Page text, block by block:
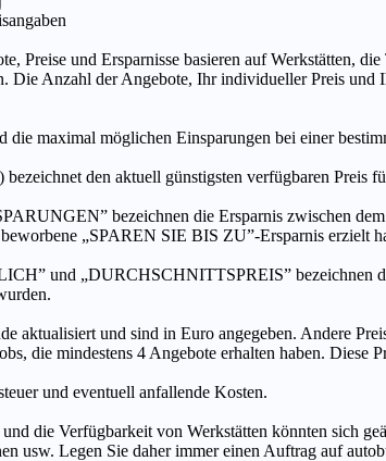
Preise und Ersparnisse basieren auf Werkstätten,
Die Anzahl der Angebote, Ihr individueller Preis
maximal möglichen Einsparungen bei einer
den aktuell günstigsten verfügbaren Preis
bezeichnen die Ersparnis zwischen
„SPAREN SIE BIS ZU”-Ersparnis erzielt
und „DURCHSCHNITTSPREIS” bezeichnen
aktualisiert und sind in Euro angegeben. Andere
die mindestens 4 Angebote erhalten haben. Diese
und eventuell anfallende Kosten.
die Verfügbarkeit von Werkstätten könnten sich
usw. Legen Sie daher immer einen Auftrag auf